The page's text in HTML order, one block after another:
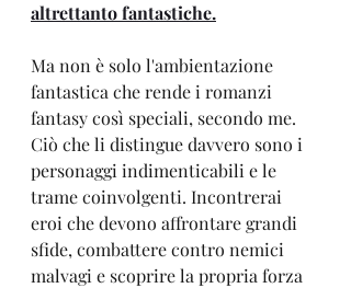
altrettanto fantastiche.
Ma non è solo l'ambientazione
fantastica che rende i romanzi
fantasy così speciali, secondo me.
Ciò che li distingue davvero sono i
personaggi indimenticabili e le
trame coinvolgenti. Incontrerai
eroi che devono affrontare grandi
sfide, combattere contro nemici
malvagi e scoprire la propria forza